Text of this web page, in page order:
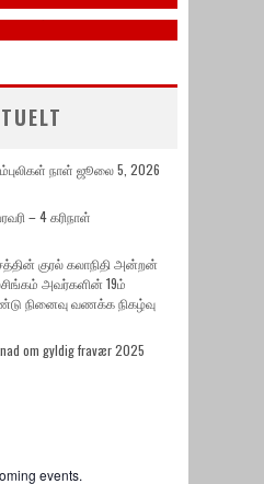
6, 2021
நாள் ஜூலை 5, 2026
– 4 கரிநாள்
குரல் கலாநிதி அன்றன்
அவர்களின் 19ம்
நினைவு வணக்க நிகழ்வு
om gyldig fravær 2025
events.